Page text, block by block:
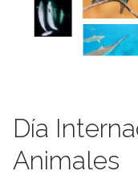
Día
Animales